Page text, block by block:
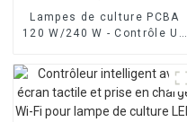
Lampes de culture PCBA
120 W/240 W - Contrôle UV